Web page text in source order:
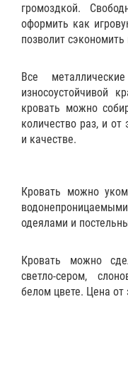
громоздкой.
оформить как
позволит
Все
износоустойчивой
кровать можно
количество раз, и от
и качестве.
Кровать можно
одеялами и
Кровать можно
светло-сером,
белом цвете. Цена от